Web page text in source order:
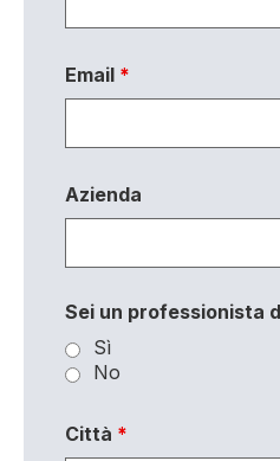
Email *
Azienda
Sei un professionista
Sì
No
Città *